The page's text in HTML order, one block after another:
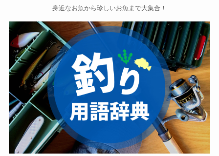
身近なお魚から珍しいお魚まで大集合！